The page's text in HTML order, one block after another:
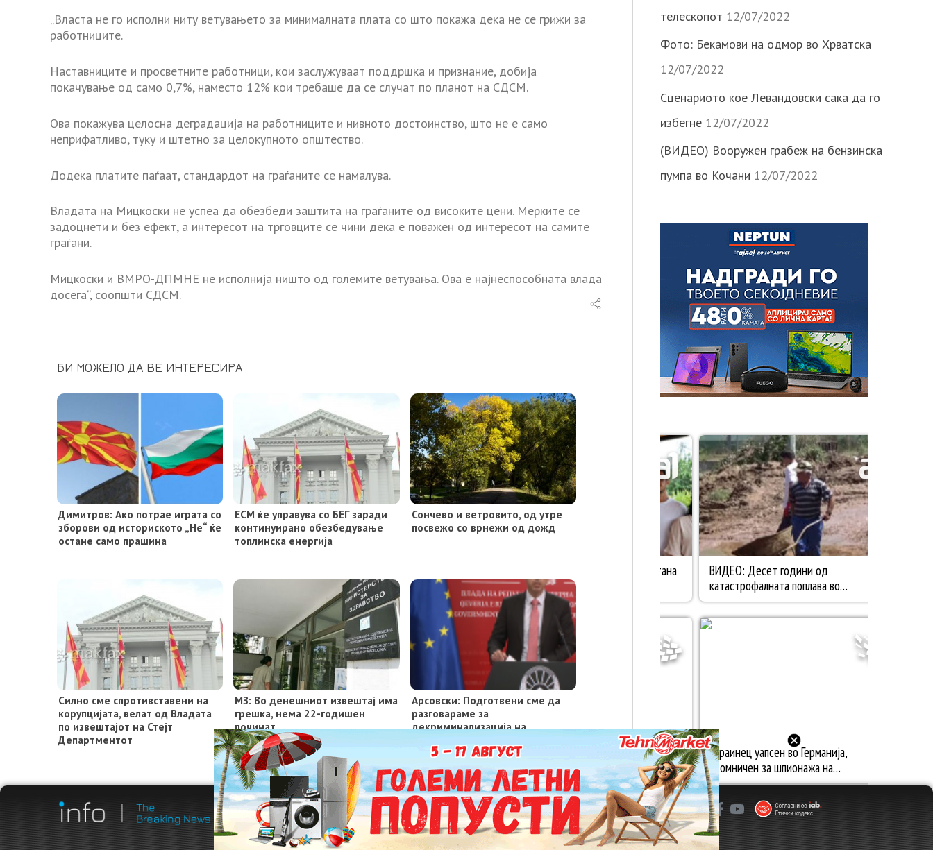
„Власта не го исполни ниту ветувањето за минималната плата со што покажа дека не се грижи за
работниците.
Наставниците и просветните работници, кои заслужуваат поддршка и признание, добија
покачување од само 0,7%, наместо 12% кои требаше да се случат по планот на СДСМ.
Ова покажува целосна деградација на работниците и нивното достоинство, што не е само
неприфатливо, туку и штетно за целокупното општество.
Додека платите паѓаат, стандардот на граѓаните се намалува.
Владата на Мицкоски не успеа да обезбеди заштита на граѓаните од високите цени. Мерките се
задоцнети и без ефект, а интересот на трговците се чини дека е поважен од интересот на самите
граѓани.
Мицкоски и ВМРО-ДПМНЕ не исполнија ништо од големите ветувања. Ова е најнеспособната влада
досега“, соопшти СДСМ.
БИ МОЖЕЛО ДА ВЕ ИНТЕРЕСИРА
Димитрoв: Ако потрае играта со
зборови од историското „Не“ ќе
остане само прашина
ЕСМ ќе управува со БЕГ заради
континуирано обезбедување
топлинска енергија
Сончево и ветровито, од утре
посвежо со врнежи од дожд
Силно сме спротивставени на
корупцијата, велат од Владата
по извештајот на Стејт
Департментот
МЗ: Во денешниот извештај има
грешка, нема 22-годишен
починат
Арсовски: Подготвени сме да
разговараме за
декриминализација на
Кривичниот законик
телескопот 12/07/2022
Фото: Бекамови на одмор во Хрватска
12/07/2022
Сценариото кое Левандовски сака да го
избегне 12/07/2022
(ВИДЕО) Вооружен грабеж на бензинска
пумпа во Кочани 12/07/2022
МАРКЕТИНГ КОНТАКТ ИМПРЕСУМ
Copyright © 2021 - Member of IAB Macedonia | Member of Clip Media group